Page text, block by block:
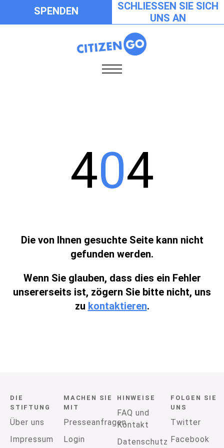
SPENDEN
SCHLIESSEN SIE SICH
UNS AN
404
Die von Ihnen gesuchte Seite kann nicht
gefunden werden.
Wenn Sie glauben, dass dies ein Fehler
unsererseits ist, zögern Sie bitte nicht, uns
zu kontaktieren.
DIE
STIFTUNG
Über uns
Impressum
MACHEN SIE
MIT
Presseanfragen
Login
HINWEISE
FAQ und
Kontakt
Datenschutz
FOLGEN SIE
UNS
Twitter
Facebook